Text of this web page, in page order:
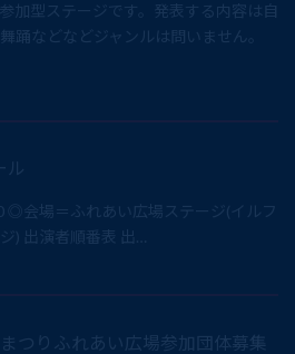
加型ステージです。発表する内容は自
踊などなどジャンルは問いません。
ル
◎会場＝ふれあい広場ステージ(イルフ
) 出演者順番表 出…
つりふれあい広場参加団体募集